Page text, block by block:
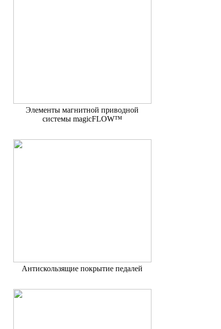
Элементы магнитной приводной
системы magicFLOW™
Антискользящие покрытие педалей